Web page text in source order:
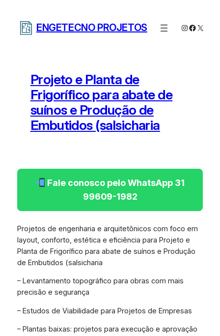
ENGETECNO PROJETOS Instagram
X
Projeto e Planta de
Frigorífico para abate de
suínos e Produção de
Embutidos (salsicharia
Fale conosco pelo WhatsApp 31
99609-1982
Projetos de engenharia e arquitetônicos com foco em
layout, conforto, estética e eficiência para Projeto e
Planta de Frigorífico para abate de suínos e Produção
de Embutidos (salsicharia
– Levantamento topográfico para obras com mais
precisão e segurança
– Estudos de Viabilidade para Projetos de Empresas
– Plantas baixas: projetos para execução e aprovação